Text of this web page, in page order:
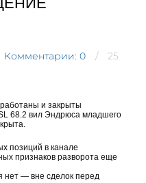
Комментарии: 0
25
и закрыты
68.2 вил Эндрюса младшего
позиций в канале
признаков разворота еще
нет — вне сделок перед